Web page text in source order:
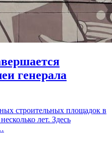
генерала
строительных площадок в
лет. Здесь